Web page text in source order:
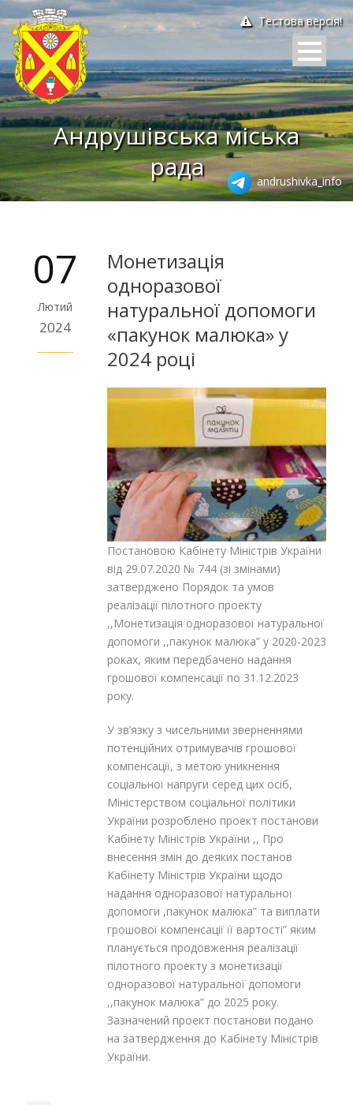
Тестова версія!
Андрушівська міська
рада
andrushivka_info
07
Лютий
2024
Монетизація
одноразової
натуральної допомоги
«пакунок малюка» у
2024 році
Постановою Кабінету Міністрів України
від 29.07.2020 № 744 (зі змінами)
затверджено Порядок та умов
реалізації пілотного проекту
,,Монетизація одноразової натуральної
допомоги ,,пакунок малюка” у 2020-2023
роках, яким передбачено надання
грошової компенсації по 31.12.2023
року.
У зв’язку з чисельними зверненнями
потенційних отримувачів грошової
компенсації, з метою уникнення
соціальної напруги серед цих осіб,
Міністерством соціальної політики
України розроблено проект постанови
Кабінету Міністрів України ,, Про
внесення змін до деяких постанов
Кабінету Міністрів України щодо
надання одноразової натуральної
допомоги ,пакунок малюка” та виплати
грошової компенсації її вартості” яким
планується продовження реалізації
пілотного проекту з монетизації
одноразової натуральної допомоги
,,пакунок малюка” до 2025 року.
Зазначений проект постанови подано
на затвердження до Кабінету Міністрів
України.